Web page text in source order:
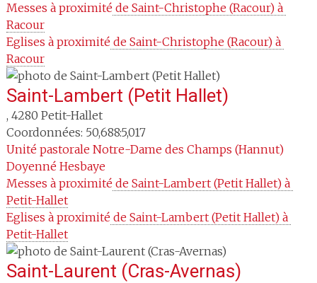
Messes à proximité de Saint-Christophe (Racour) à
Racour
Eglises à proximité de Saint-Christophe (Racour) à
Racour
Saint-Lambert (Petit Hallet)
, 4280 Petit-Hallet
Coordonnées: 50,688:5,017
Unité pastorale Notre-Dame des Champs (Hannut)
Doyenné Hesbaye
Messes à proximité de Saint-Lambert (Petit Hallet) à
Petit-Hallet
Eglises à proximité de Saint-Lambert (Petit Hallet) à
Petit-Hallet
Saint-Laurent (Cras-Avernas)